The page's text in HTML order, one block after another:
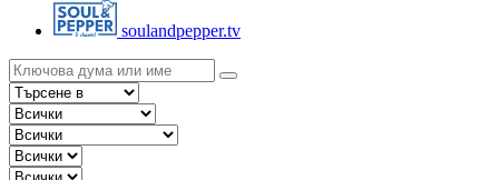
soulandpepper.tv